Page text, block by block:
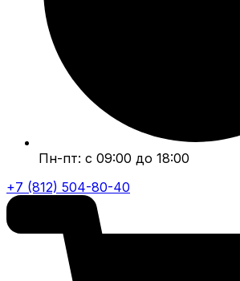
Пн-пт: с 09:00 до 18:00
+7 (812) 504-80-40